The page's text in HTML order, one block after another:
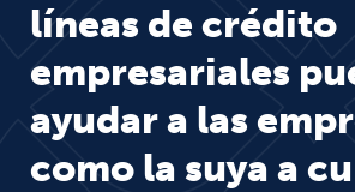
líneas de crédito
empresariales
ayudar a las
como la suya a